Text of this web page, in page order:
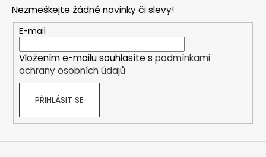
p
r
v
k
y
u
Nezmeškejte žádné novinky či slevy!
E-mail
Vložením e-mailu souhlasíte s podmínkami
ochrany osobních údajů
PŘIHLÁSIT SE